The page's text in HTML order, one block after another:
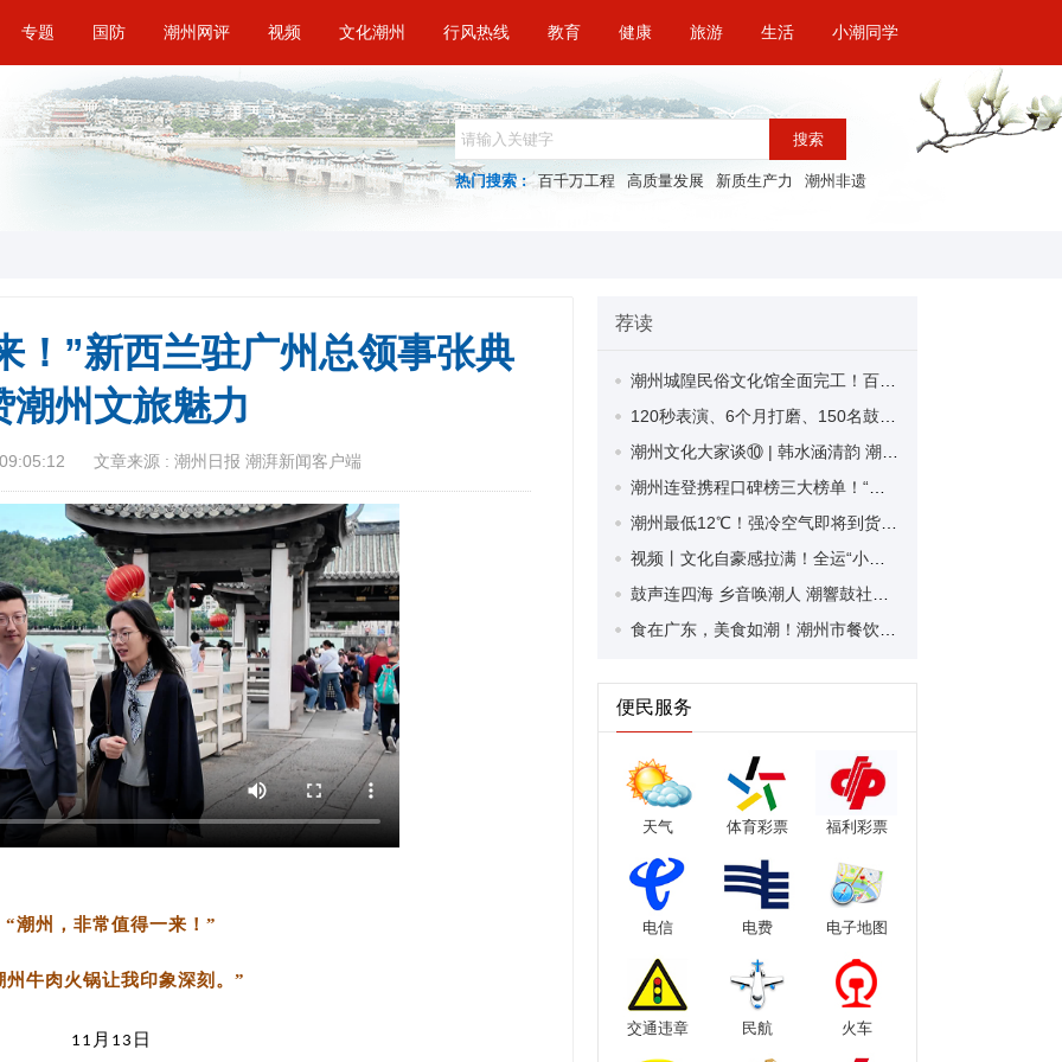
专题 国防 潮州网评 视频 文化潮州 行风热线 教育 健康 旅游 生活 小潮同学
搜索
热门搜索 : 百千万工程 高质量发展 新质生产力 潮州非遗
！”新西兰驻广州总领事张典
潮州文旅魅力
文章来源 : 潮州日报 潮湃新闻客户端
“潮州，非常值得一来！”
州牛肉火锅让我印象深刻。”
11 月 13 日
荐读
便民服务
天气 体育彩票 福利彩票
电信 电费 电子地图
交通违章 民航 火车